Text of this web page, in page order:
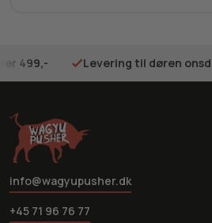
499,- Levering til døren
info@wagyupusher.dk
+45 71 96 76 77